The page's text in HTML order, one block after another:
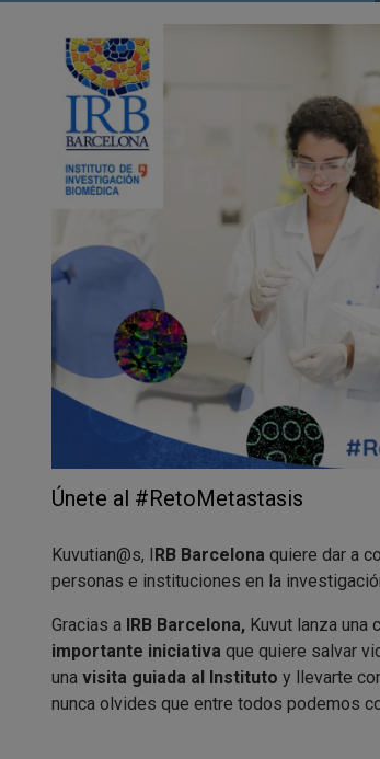
Únete al #RetoMetastasis
Kuvutian@s, IRB Barcelona quiere dar a
personas e instituciones en la
Gracias a IRB Barcelona, Kuvut lanza una
importante iniciativa que quiere salvar
una visita guiada al Instituto y llevarte
nunca olvides que entre todos podemos